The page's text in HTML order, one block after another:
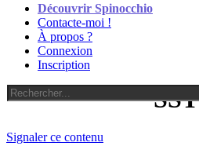
Découvrir Spinocchio
Contacte-moi !
À propos ?
Connexion
Inscription
SST
Signaler ce contenu